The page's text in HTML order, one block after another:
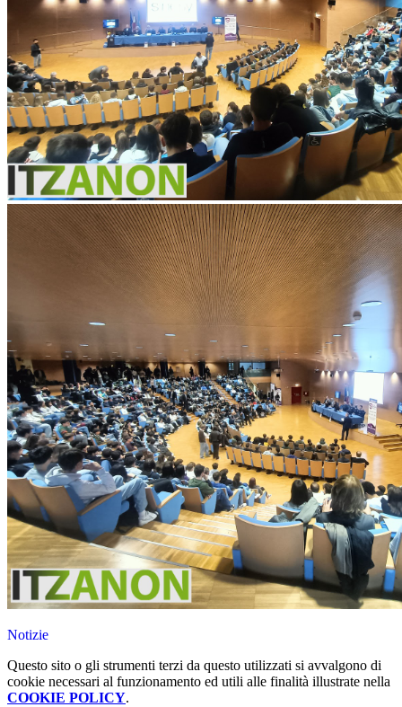
Notizie
Questo sito o gli strumenti terzi da questo utilizzati si avvalgono di
cookie necessari al funzionamento ed utili alle finalità illustrate nella
COOKIE POLICY.